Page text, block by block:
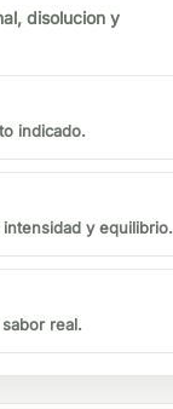
disolucion y
indicado.
y equilibrio.
real.